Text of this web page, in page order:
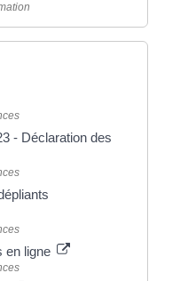
- Déclaration des
en ligne